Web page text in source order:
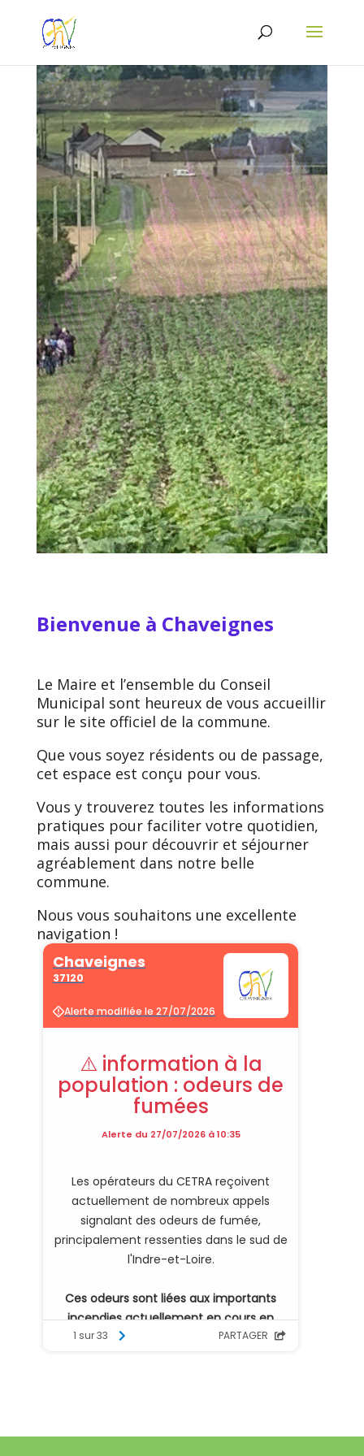
Lecteur
vidéo
Bienvenue à Chaveignes
Le Maire et l’ensemble du Conseil
Municipal sont heureux de vous accueillir
sur le site officiel de la commune.
Que vous soyez résidents ou de passage,
cet espace est conçu pour vous.
Vous y trouverez toutes les informations
pratiques pour faciliter votre quotidien,
mais aussi pour découvrir et séjourner
agréablement dans notre belle
commune.
Nous vous souhaitons une excellente
navigation !